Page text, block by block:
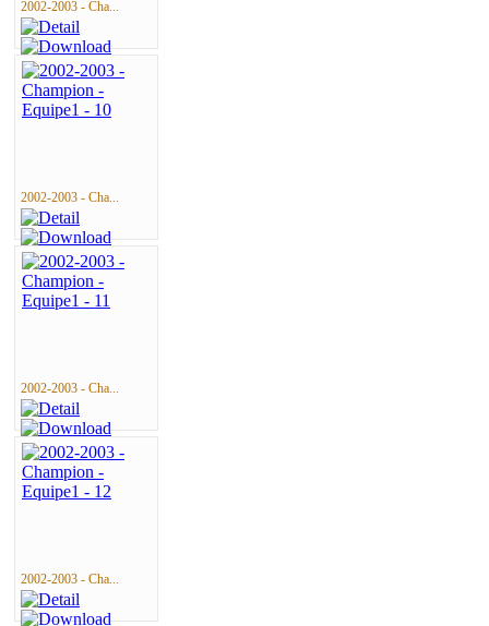
2002-2003 - Cha...
2002-2003 - Cha...
2002-2003 - Cha...
2002-2003 - Cha...